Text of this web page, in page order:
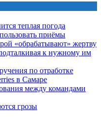
теплая погода
приёмы
«обрабатывают» жертву
к нужному им
по отработке
в Самаре
между командами
грозы